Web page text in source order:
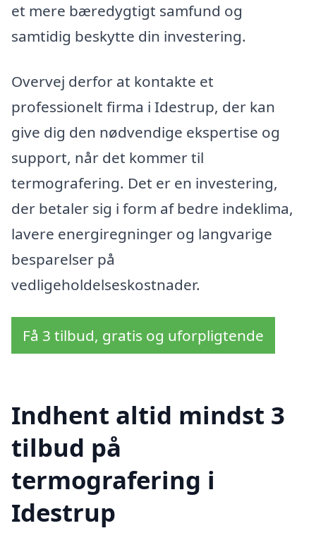
et mere bæredygtigt samfund og
samtidig beskytte din investering.
Overvej derfor at kontakte et
professionelt firma i Idestrup, der kan
give dig den nødvendige ekspertise og
support, når det kommer til
termografering. Det er en investering,
der betaler sig i form af bedre indeklima,
lavere energiregninger og langvarige
besparelser på
vedligeholdelseskostnader.
Få 3 tilbud, gratis og uforpligtende
Indhent altid mindst 3
tilbud på
termografering i
Idestrup